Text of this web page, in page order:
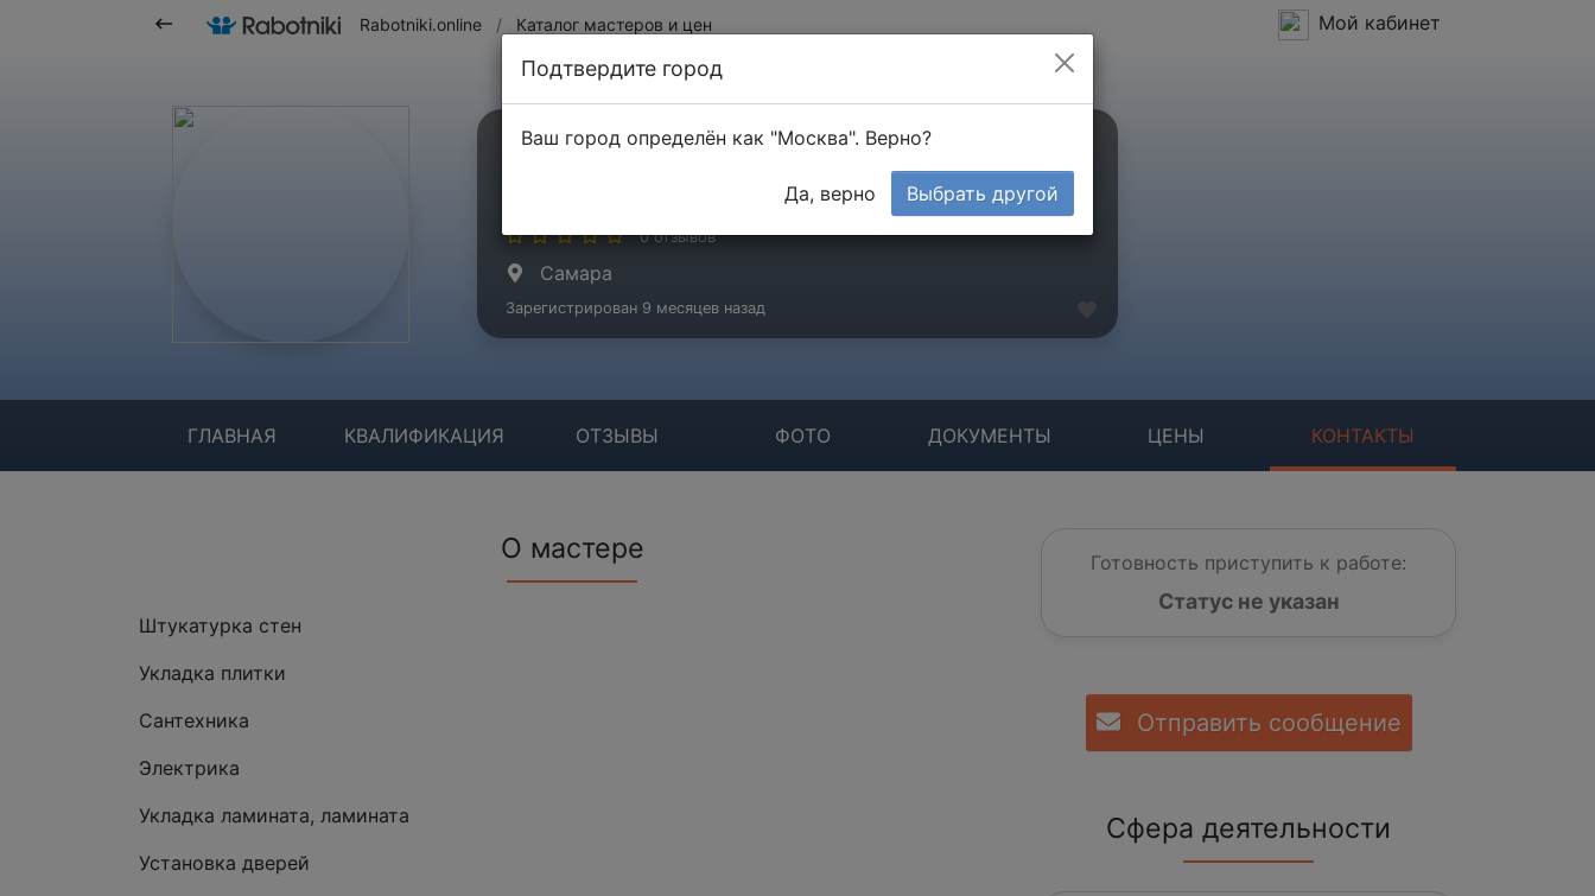
Rabotniki.online / Каталог мастеров и цен Мой кабинет
Еремеев Денис
0 отзывов
Самара
Зарегистрирован 9 месяцев назад
ГЛАВНАЯ КВАЛИФИКАЦИЯ ОТЗЫВЫ ФОТО ДОКУМЕНТЫ ЦЕНЫ КОНТАКТЫ
О мастере
Штукатурка стен
Укладка плитки
Сантехника
Электрика
Укладка ламината, ламината
Установка дверей
Готовность приступить к работе:
Статус не указан
Отправить сообщение
Сфера деятельности
Подтвердите город
Ваш город определён как "Москва". Верно?
Да, верно Выбрать другой